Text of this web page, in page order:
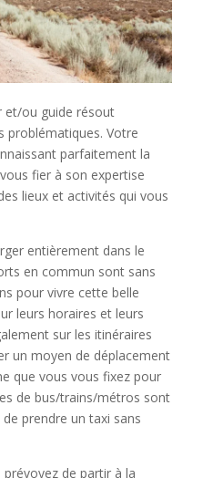
et/ou guide résout
problématiques. Votre
parfaitement la
fier à son expertise
lieux et activités qui vous
entièrement dans le
en commun sont sans
pour vivre cette belle
leurs horaires et leurs
sur les itinéraires
un moyen de déplacement
que vous vous fixez pour
de bus/trains/métros sont
prendre un taxi sans
prévoyez de partir à la